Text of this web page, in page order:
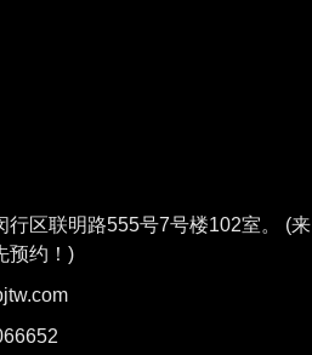
行区联明路555号7号楼102室。 (来
预约！)